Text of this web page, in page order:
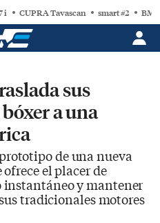
i CUPRA Tavascan smart #2
sus
a una
de una nueva
el placer de
y mantener
tradicionales motores